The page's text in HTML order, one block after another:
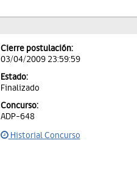
Cierre postulación:
03/04/2009 23:59:59
Estado:
Finalizado
Concurso:
ADP-648
Historial Concurso